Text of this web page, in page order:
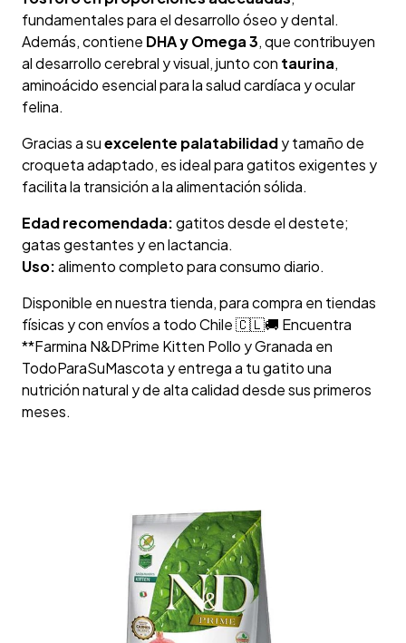
fundamentales para el desarrollo óseo y dental.
Además, contiene DHA y Omega 3, que contribuyen
al desarrollo cerebral y visual, junto con taurina,
aminoácido esencial para la salud cardíaca y ocular
felina.
Gracias a suexcelente palatabilidady tamaño de
croqueta adaptado, es ideal para gatitos exigentes y
facilita la transición a la alimentación sólida.
Edad recomendada:gatitos desde el destete;
gatas gestantes y en lactancia.
Uso:alimento completo para consumo diario.
Disponible en nuestra tienda, para compra en tiendas
físicas y con envíos a todo Chile 🇨🇱🚚 Encuentra
**Farmina N&DPrime Kitten Pollo y Granada en
TodoParaSuMascota y entrega a tu gatito una
nutrición natural y de alta calidad desde sus primeros
meses.